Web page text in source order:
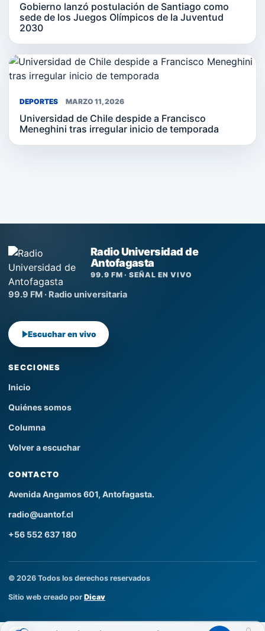
Gobierno lanzó postulación de Santiago como
sede de los Juegos Olímpicos de la Juventud
2030
DEPORTES MARZO 11, 2026
Universidad de Chile despide a Francisco
Meneghini tras irregular inicio de temporada
Radio Universidad de
Antofagasta
99.9 FM · SEÑAL EN VIVO
99.9 FM · Radio universitaria
Escuchar en vivo
SECCIONES
Inicio
Quiénes somos
Columna
Volver a escuchar
CONTACTO
Avenida Angamos 601, Antofagasta.
radio@uantof.cl
+56 552 637 180
© 2026 Todos los derechos reservados
Sitio web creado por Dicav